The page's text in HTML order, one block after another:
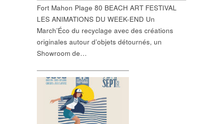
Fort Mahon Plage 80 BEACH ART FESTIVAL
LES ANIMATIONS DU WEEK-END Un
March’Éco du recyclage avec des créations
originales autour d’objets détournés, un
Showroom de…